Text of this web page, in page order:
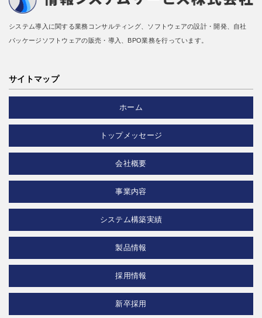
システム導入に関する業務コンサルティング、ソフトウェアの設計・開発、自社
パッケージソフトウェアの販売・導入、BPO業務を行っています。
サイトマップ
ホーム
トップメッセージ
会社概要
事業内容
システム構築実績
製品情報
採用情報
新卒採用